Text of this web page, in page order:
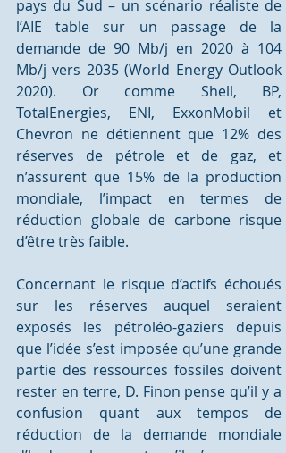
pays du Sud – un scénario réaliste de
l’AIE table sur un passage de la
demande de 90 Mb/j en 2020 à 104
Mb/j vers 2035 (World Energy Outlook
2020). Or comme Shell, BP,
TotalEnergies, ENI, ExxonMobil et
Chevron ne détiennent que 12% des
réserves de pétrole et de gaz, et
n’assurent que 15% de la production
mondiale, l’impact en termes de
réduction globale de carbone risque
d’être très faible.
Concernant le risque d’actifs échoués
sur les réserves auquel seraient
exposés les pétroléo-gaziers depuis
que l’idée s’est imposée qu’une grande
partie des ressources fossiles doivent
rester en terre, D. Finon pense qu’il y a
confusion quant aux tempos de
réduction de la demande mondiale